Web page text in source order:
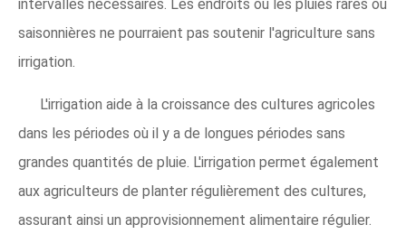
intervalles nécessaires. Les endroits où les pluies rares ou
saisonnières ne pourraient pas soutenir l'agriculture sans
irrigation.
L'irrigation aide à la croissance des cultures agricoles
dans les périodes où il y a de longues périodes sans
grandes quantités de pluie. L'irrigation permet également
aux agriculteurs de planter régulièrement des cultures,
assurant ainsi un approvisionnement alimentaire régulier.